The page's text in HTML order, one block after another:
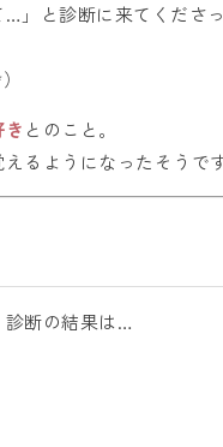
」と診断に来てくださっ
とのこと。
るようになったそうで
診断の結果は…